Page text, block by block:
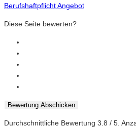
Berufshaftpflicht Angebot
Diese Seite bewerten?
Bewertung Abschicken
Durchschnittliche Bewertung 3.8 / 5.